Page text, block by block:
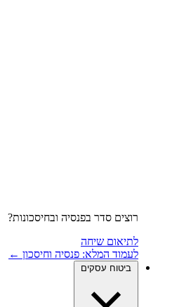
רוצים סדר בפנסיה ובחיסכונות?
לתיאום שיחה
לעמוד המלא: פנסיה וחיסכון ←
ביטוח עסקים